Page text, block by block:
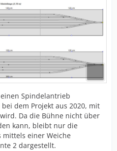
Spindelantrieb
dem Projekt aus 2020, mit
Da die Bühne nicht über
kann, bleibt nur die
mittels einer Weiche
2 dargestellt.